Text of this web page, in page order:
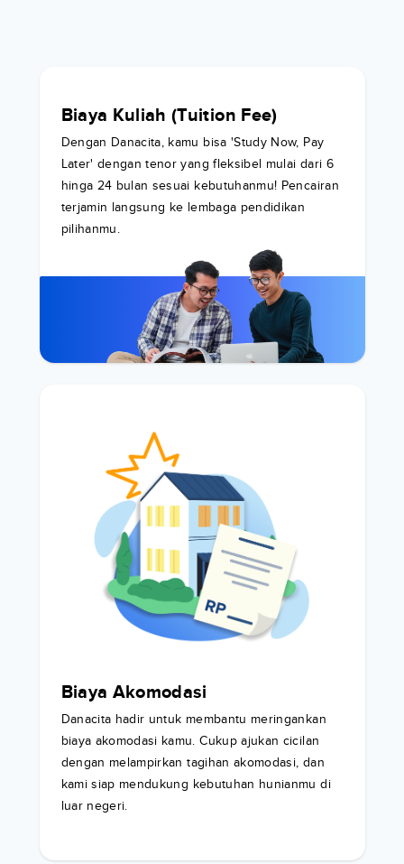
Biaya Kuliah (Tuition Fee)
Dengan Danacita, kamu bisa 'Study Now, Pay
Later' dengan tenor yang fleksibel mulai dari 6
hinga 24 bulan sesuai kebutuhanmu! Pencairan
terjamin langsung ke lembaga pendidikan
pilihanmu.
Biaya Akomodasi
Danacita hadir untuk membantu meringankan
biaya akomodasi kamu. Cukup ajukan cicilan
dengan melampirkan tagihan akomodasi, dan
kami siap mendukung kebutuhan hunianmu di
luar negeri.